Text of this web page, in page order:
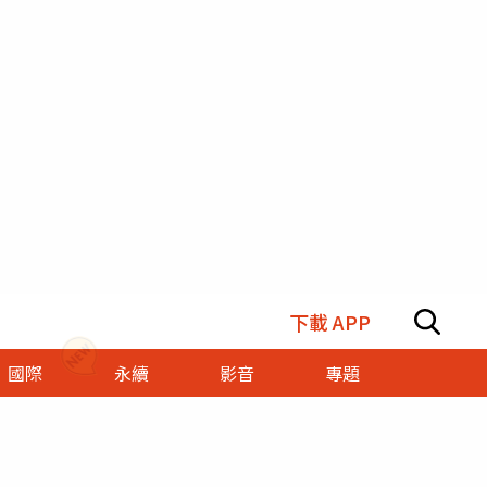
下載 APP
國際 永續 影音
專題